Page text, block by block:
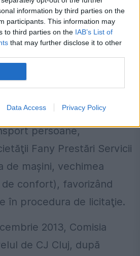
information by third parties on the
participants. This information may
to third parties on the IAB’s List of
that may further disclose it to other
Data Access Privacy Policy
licitaţiei, Daniela
lui Eronim Cadar date
nu sunt destinate
de date ale instituţiei
depuse de ceilalţi
persoane,
Fany Prestări Servicii
de maşini, vechimea
confort), favorizând
în procedura de licitaţie.
2013, Comisia
de CJ Cluj, după